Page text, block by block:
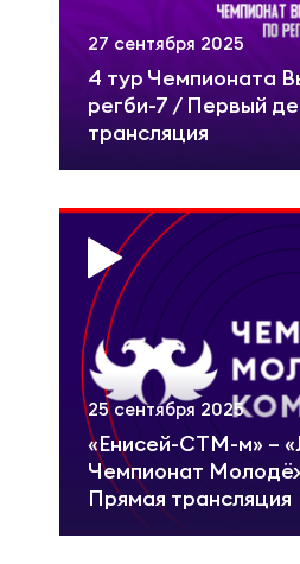
4 тур Чемпионата
регби-7 / Первый
трансляция
27 сентября 2025
«Енисей-СТМ-м» –
Чемпионат
Прямая трансляция
25 сентября 2025